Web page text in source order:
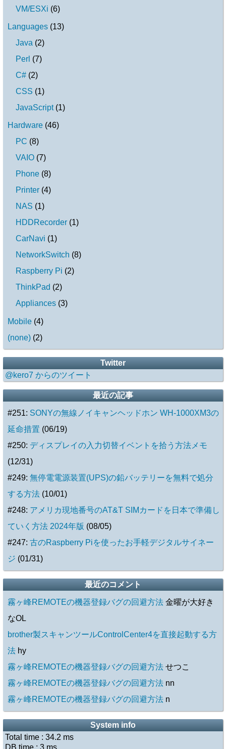
VM/ESXi (6)
Languages (13)
Java (2)
Perl (7)
C# (2)
CSS (1)
JavaScript (1)
Hardware (46)
PC (8)
VAIO (7)
Phone (8)
Printer (4)
NAS (1)
HDDRecorder (1)
CarNavi (1)
NetworkSwitch (8)
Raspberry Pi (2)
ThinkPad (2)
Appliances (3)
Mobile (4)
(none) (2)
Twitter
@kero7 からのツイート
最近の記事
#251: SONYの無線ノイキャンヘッドホン WH-1000XM3の
延命措置 (06/19)
#250: ディスプレイの入力切替イベントを拾う方法メモ
(12/31)
#249: 無停電電源装置(UPS)の鉛バッテリーを無料で処分
する方法(10/01)
#248: アメリカ現地番号のAT&T SIMカードを日本で準備し
ていく方法 2024年版 (08/05)
#247: 古のRaspberry Piを使ったお手軽デジタルサイネー
ジ (01/31)
最近のコメント
霧ヶ峰REMOTEの機器登録バグの回避方法 金曜が大好き
なOL
brother製スキャンツールControlCenter4を直接起動する方
法 hy
霧ヶ峰REMOTEの機器登録バグの回避方法 せつこ
霧ヶ峰REMOTEの機器登録バグの回避方法 nn
霧ヶ峰REMOTEの機器登録バグの回避方法 n
System info
Total time : 34.2 ms
DB time : 3 ms